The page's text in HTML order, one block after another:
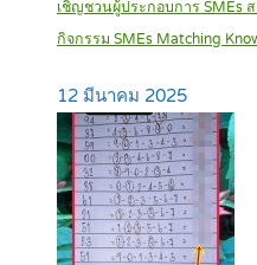
เชิญชวนผู้ประกอบการ SMEs
กิจกรรม SMEs Matching
12 มีนาคม 2025